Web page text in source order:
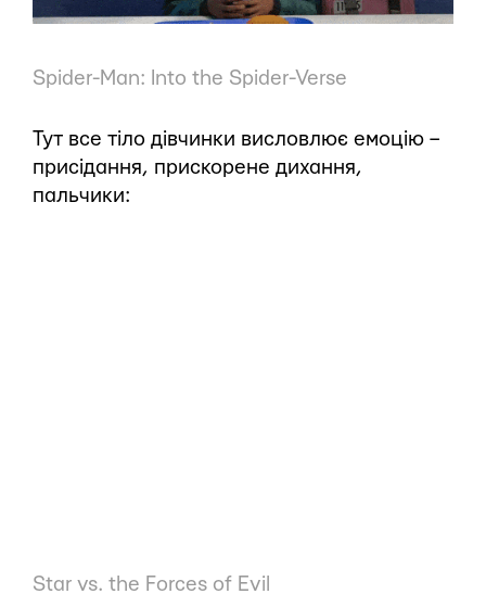
Spider-Man: Into the Spider-Verse
Тут все тіло дівчинки висловлює емоцію –
присідання, прискорене дихання,
пальчики:
Star vs. the Forces of Evil